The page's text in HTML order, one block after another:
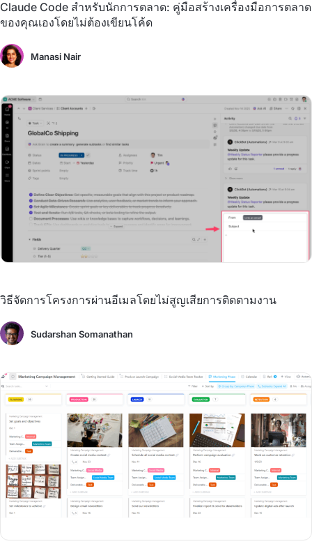
Claude Code สำหรับนักการตลาด: คู่มือสร้างเครื่องมือการตลาด
ของคุณเองโดยไม่ต้องเขียนโค้ด
Manasi Nair
วิธีจัดการโครงการผ่านอีเมลโดยไม่สูญเสียการติดตามงาน
Sudarshan Somanathan